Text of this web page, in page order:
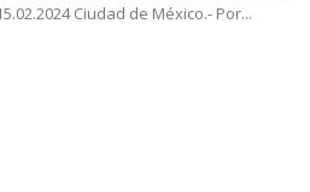
Ciudad de México.- Por...